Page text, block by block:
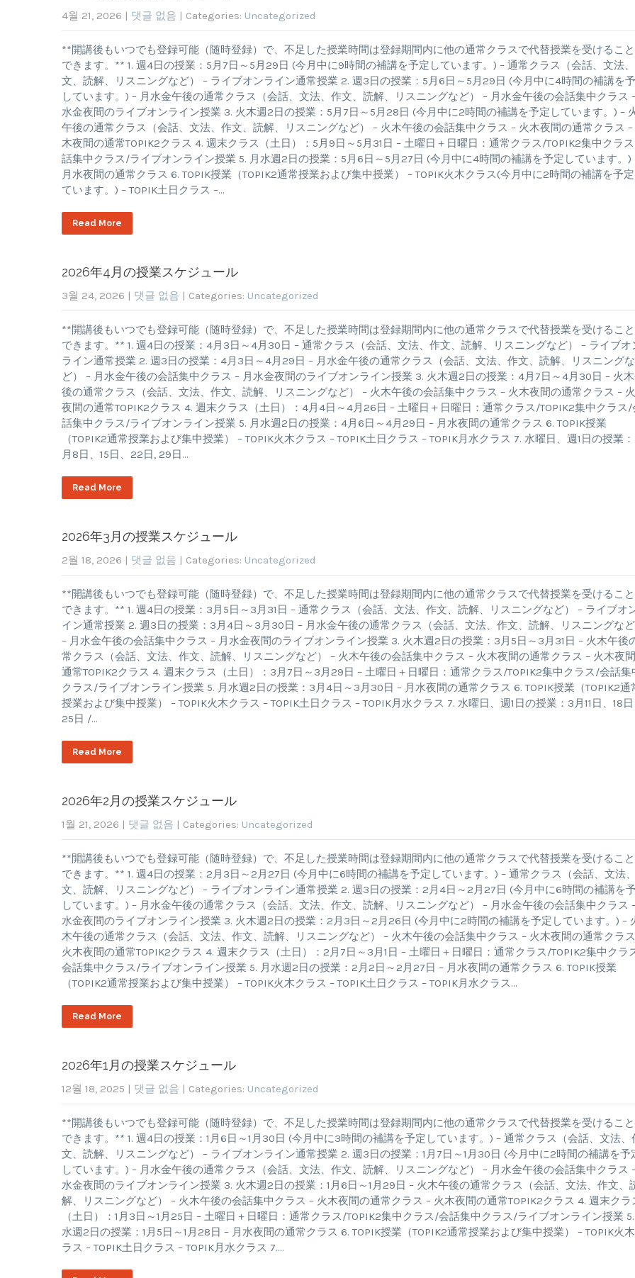
4월 21, 2026 | 댓글 없음 | Categories: Uncategorized
**開講後もいつでも登録可能（随時登録）で、不足した授業時間は登録期間内に他の通常クラスで代替授業を受けるこ
できます。** 1. 週4日の授業：5月7日～5月29日 (今月中に9時間の補講を予定しています。) – 通常クラス（会話、文法
文、読解、リスニングなど） – ライブオンライン通常授業 2. 週3日の授業：5月6日～5月29日 (今月中に4時間の補講を
しています。) – 月水金午後の通常クラス（会話、文法、作文、読解、リスニングなど） – 月水金午後の会話集中クラス
水金夜間のライブオンライン授業 3. 火木週2日の授業：5月7日～5月28日 (今月中に2時間の補講を予定しています。) –
午後の通常クラス（会話、文法、作文、読解、リスニングなど） – 火木午後の会話集中クラス – 火木夜間の通常クラス –
木夜間の通常TOPIK2クラス 4. 週末クラス（土日）：5月9日～5月31日 – 土曜日＋日曜日：通常クラス/TOPIK2集中クラ
話集中クラス/ライブオンライン授業 5. 月水週2日の授業：5月6日～5月27日 (今月中に4時間の補講を予定しています。)
月水夜間の通常クラス 6. TOPIK授業（TOPIK2通常授業および集中授業） – TOPIK火木クラス(今月中に2時間の補講を予
ています。) – TOPIK土日クラス –…
Read More
2026年4月の授業スケジュール
3월 24, 2026 | 댓글 없음 | Categories: Uncategorized
**開講後もいつでも登録可能（随時登録）で、不足した授業時間は登録期間内に他の通常クラスで代替授業を受けるこ
できます。** 1. 週4日の授業：4月3日～4月30日 – 通常クラス（会話、文法、作文、読解、リスニングなど） – ライブオ
ライン通常授業 2. 週3日の授業：4月3日～4月29日 – 月水金午後の通常クラス（会話、文法、作文、読解、リスニングな
ど） – 月水金午後の会話集中クラス – 月水金夜間のライブオンライン授業 3. 火木週2日の授業：4月7日～4月30日 – 火
後の通常クラス（会話、文法、作文、読解、リスニングなど） – 火木午後の会話集中クラス – 火木夜間の通常クラス –
夜間の通常TOPIK2クラス 4. 週末クラス（土日）：4月4日～4月26日 – 土曜日＋日曜日：通常クラス/TOPIK2集中クラス/
話集中クラス/ライブオンライン授業 5. 月水週2日の授業：4月6日～4月29日 – 月水夜間の通常クラス 6. TOPIK授業
（TOPIK2通常授業および集中授業） – TOPIK火木クラス – TOPIK土日クラス – TOPIK月水クラス 7. 水曜日、週1日の授業
月8日、15日、22日, 29日…
Read More
2026年3月の授業スケジュール
2월 18, 2026 | 댓글 없음 | Categories: Uncategorized
**開講後もいつでも登録可能（随時登録）で、不足した授業時間は登録期間内に他の通常クラスで代替授業を受けるこ
できます。** 1. 週4日の授業：3月5日～3月31日 – 通常クラス（会話、文法、作文、読解、リスニングなど） – ライブオ
イン通常授業 2. 週3日の授業：3月4日～3月30日 – 月水金午後の通常クラス（会話、文法、作文、読解、リスニングなど
– 月水金午後の会話集中クラス – 月水金夜間のライブオンライン授業 3. 火木週2日の授業：3月5日～3月31日 – 火木午後
常クラス（会話、文法、作文、読解、リスニングなど） – 火木午後の会話集中クラス – 火木夜間の通常クラス – 火木夜
通常TOPIK2クラス 4. 週末クラス（土日）：3月7日～3月29日 – 土曜日＋日曜日：通常クラス/TOPIK2集中クラス/会話集
クラス/ライブオンライン授業 5. 月水週2日の授業：3月4日～3月30日 – 月水夜間の通常クラス 6. TOPIK授業（TOPIK2通
授業および集中授業） – TOPIK火木クラス – TOPIK土日クラス – TOPIK月水クラス 7. 水曜日、週1日の授業：3月11日、18日
25日 /…
Read More
2026年2月の授業スケジュール
1월 21, 2026 | 댓글 없음 | Categories: Uncategorized
**開講後もいつでも登録可能（随時登録）で、不足した授業時間は登録期間内に他の通常クラスで代替授業を受けるこ
できます。** 1. 週4日の授業：2月3日～2月27日 (今月中に6時間の補講を予定しています。) – 通常クラス（会話、文法
文、読解、リスニングなど） – ライブオンライン通常授業 2. 週3日の授業：2月4日～2月27日 (今月中に6時間の補講を
しています。) – 月水金午後の通常クラス（会話、文法、作文、読解、リスニングなど） – 月水金午後の会話集中クラス
水金夜間のライブオンライン授業 3. 火木週2日の授業：2月3日～2月26日 (今月中に2時間の補講を予定しています。) –
木午後の通常クラス（会話、文法、作文、読解、リスニングなど） – 火木午後の会話集中クラス – 火木夜間の通常クラ
火木夜間の通常TOPIK2クラス 4. 週末クラス（土日）：2月7日～3月1日 – 土曜日＋日曜日：通常クラス/TOPIK2集中クラ
会話集中クラス/ライブオンライン授業 5. 月水週2日の授業：2月2日～2月27日 – 月水夜間の通常クラス 6. TOPIK授業
（TOPIK2通常授業および集中授業） – TOPIK火木クラス – TOPIK土日クラス – TOPIK月水クラス…
Read More
2026年1月の授業スケジュール
12월 18, 2025 | 댓글 없음 | Categories: Uncategorized
**開講後もいつでも登録可能（随時登録）で、不足した授業時間は登録期間内に他の通常クラスで代替授業を受けるこ
できます。** 1. 週4日の授業：1月6日～1月30日 (今月中に3時間の補講を予定しています。) – 通常クラス（会話、文法、
文、読解、リスニングなど） – ライブオンライン通常授業 2. 週3日の授業：1月7日～1月30日 (今月中に2時間の補講を予
しています。) – 月水金午後の通常クラス（会話、文法、作文、読解、リスニングなど） – 月水金午後の会話集中クラス
水金夜間のライブオンライン授業 3. 火木週2日の授業：1月6日～1月29日 – 火木午後の通常クラス（会話、文法、作文、
解、リスニングなど） – 火木午後の会話集中クラス – 火木夜間の通常クラス – 火木夜間の通常TOPIK2クラス 4. 週末クラ
（土日）：1月3日～1月25日 – 土曜日＋日曜日：通常クラス/TOPIK2集中クラス/会話集中クラス/ライブオンライン授業 5.
水週2日の授業：1月5日～1月28日 – 月水夜間の通常クラス 6. TOPIK授業（TOPIK2通常授業および集中授業） – TOPIK火
ラス – TOPIK土日クラス – TOPIK月水クラス 7….